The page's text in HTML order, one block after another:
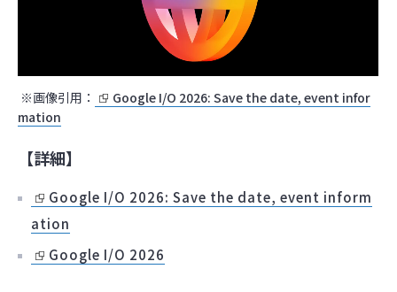
※画像引用：
Google I/O 2026: Save the date, event infor
mation
【詳細】
Google I/O 2026: Save the date, event inform
ation
Google I/O 2026